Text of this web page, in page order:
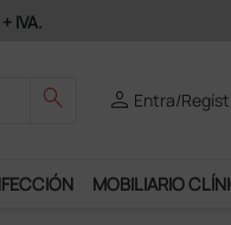
search person Entra/
MOBILIARIO